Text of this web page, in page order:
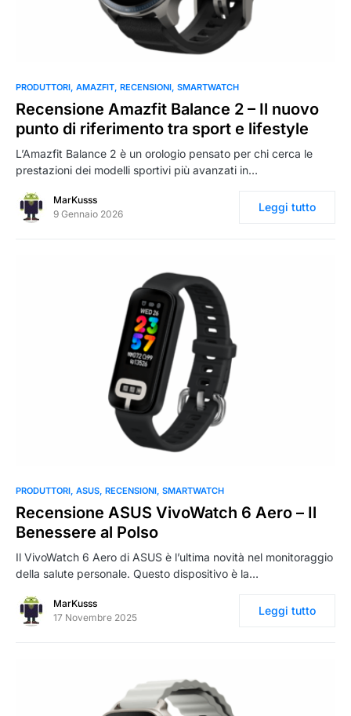
0
PRODUTTORI AMAZFIT RECENSIONI SMARTWATCH
Recensione Amazfit Balance 2 – Il nuovo
punto di riferimento tra sport e lifestyle
L’Amazfit Balance 2 è un orologio pensato per chi cerca le
prestazioni dei modelli sportivi più avanzati in…
MarKusss
9 Gennaio 2026
Leggi tutto
0
PRODUTTORI ASUS RECENSIONI SMARTWATCH
Recensione ASUS VivoWatch 6 Aero – Il
Benessere al Polso
Il VivoWatch 6 Aero di ASUS è l’ultima novità nel monitoraggio
della salute personale. Questo dispositivo è la…
MarKusss
17 Novembre 2025
Leggi tutto